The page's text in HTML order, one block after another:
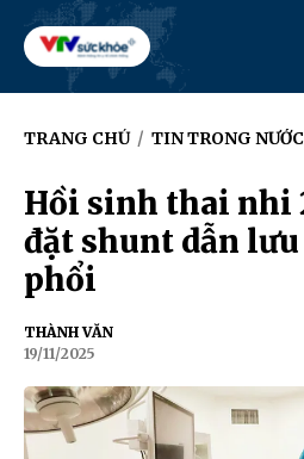
TRANG CHỦ / TIN TRONG NƯỚC
Hồi sinh thai nhi
đặt shunt dẫn
phổi
THÀNH VĂN
19/11/2025